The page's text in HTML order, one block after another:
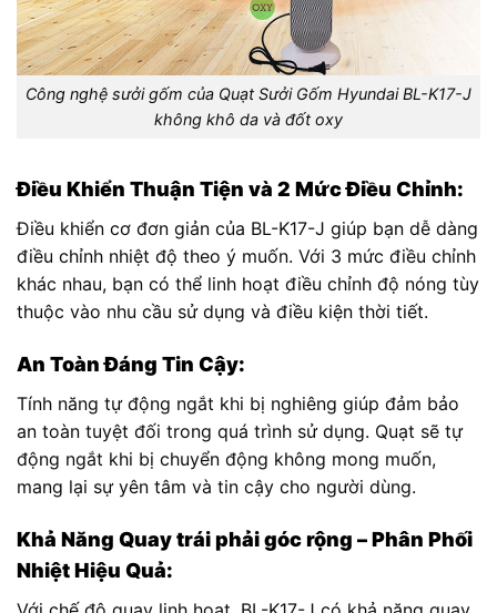
Công nghệ sưởi gốm của Quạt Sưởi Gốm Hyundai BL-K17-J
không khô da và đốt oxy
Điều Khiển Thuận Tiện và 2 Mức Điều Chỉnh:
Điều khiển cơ đơn giản của BL-K17-J giúp bạn dễ dàng
điều chỉnh nhiệt độ theo ý muốn. Với 3 mức điều chỉnh
khác nhau, bạn có thể linh hoạt điều chỉnh độ nóng tùy
thuộc vào nhu cầu sử dụng và điều kiện thời tiết.
An Toàn Đáng Tin Cậy:
Tính năng tự động ngắt khi bị nghiêng giúp đảm bảo
an toàn tuyệt đối trong quá trình sử dụng. Quạt sẽ tự
động ngắt khi bị chuyển động không mong muốn,
mang lại sự yên tâm và tin cậy cho người dùng.
Khả Năng Quay trái phải góc rộng – Phân Phối
Nhiệt Hiệu Quả: